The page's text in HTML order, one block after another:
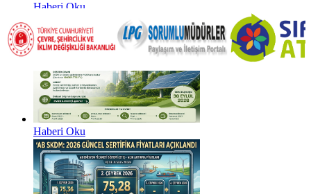
Haberi Oku
Haberi Oku